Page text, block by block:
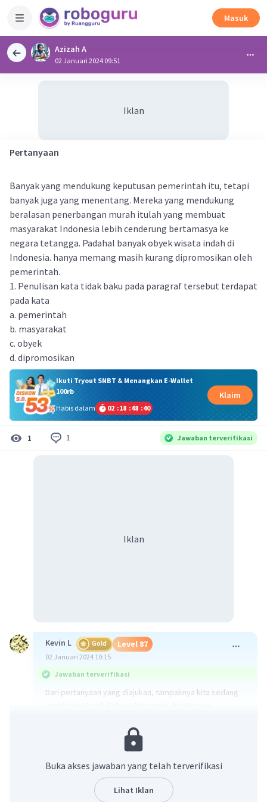
Masuk
Azizah A
02 Januari 2024 09:51
Iklan
Pertanyaan
Banyak yang mendukung keputusan pemerintah itu, tetapi
banyak juga yang menentang. Mereka yang mendukung
beralasan penerbangan murah itulah yang membuat
masyarakat Indonesia lebih cenderung bertamasya ke
negara tetangga. Padahal banyak obyek wisata indah di
Indonesia. hanya memang masih kurang dipromosikan oleh
pemerintah.
1. Penulisan kata tidak baku pada paragraf tersebut terdapat
pada kata
a. pemerintah
b. masyarakat
c. obyek
d. dipromosikan
Ikuti Tryout SNBT & Menangkan E-Wallet
100rb
Habis dalam
02 :18 :48 :39
Klaim
1 1 Jawaban terverifikasi
Iklan
Kevin L Gold Level 87
02 Januari 2024 10:15
Jawaban terverifikasi
Dari pertanyaan yang diajukan, tampaknya kita sedang
kata yang penulisannya sesuai dengan kaidah yang
berlaku dan telah ditetapkan oleh Badan
Pengembangan dan Pembinaan Bahasa.
Mari kita lihat setiap pilihan jawaban:
a. "pemerintah" - penulisan kata ini sudah baku dan
Buka akses jawaban yang telah terverifikasi
Lihat Iklan